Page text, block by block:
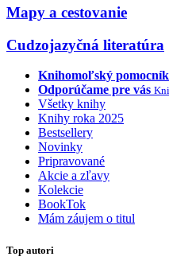
Mapy a cestovanie
Cudzojazyčná literatúra
Knihomoľský pomocník
Odporúčame pre vás
Všetky knihy
Knihy roka 2025
Bestsellery
Novinky
Pripravované
Akcie a zľavy
Kolekcie
BookTok
Mám záujem o titul
Top autori